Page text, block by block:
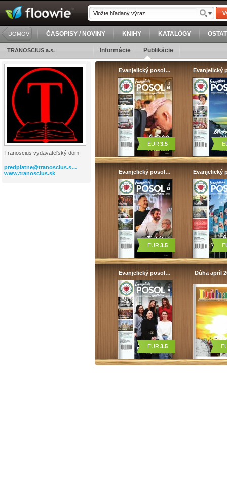
DOMOV ČASOPISY / NOVINY KNIHY KATALÓGY
TRANOSCIUS a.s. Informácie Publikácie
Tranoscius vydavateľský dom.
predplatne@tranoscius.s…
www.tranoscius.sk
Evanjelický posol…
EUR 3.5
Evanjelický
Evanjelický posol…
EUR 3.5
Evanjelický
Evanjelický posol…
EUR 3.5
Dúha apríl